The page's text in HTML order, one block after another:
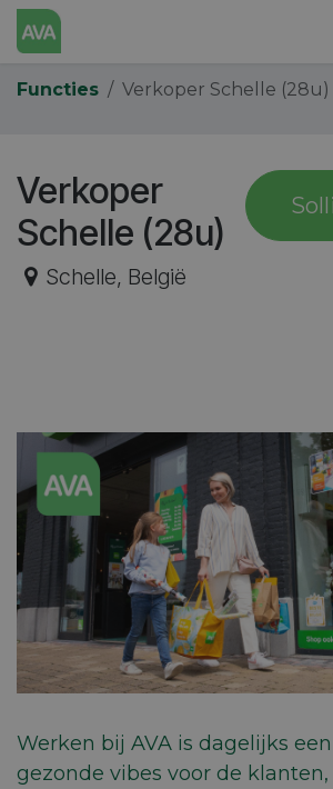
Overslaan naar inhoud
Functies Verkoper Schelle (28u)
Verkoper
Schelle (28u)
Schelle, België
Werken bij AVA is dagelijks
gezonde vibes voor de klanten,